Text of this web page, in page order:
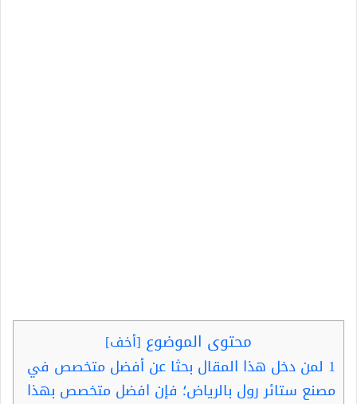
محتوى الموضوع [أخف]
1 لمن دخل هذا المقال بحثا عن أفضل متخصص في
مصنع ستائر رول بالرياض؛ فإن افضل متخصص بهذا